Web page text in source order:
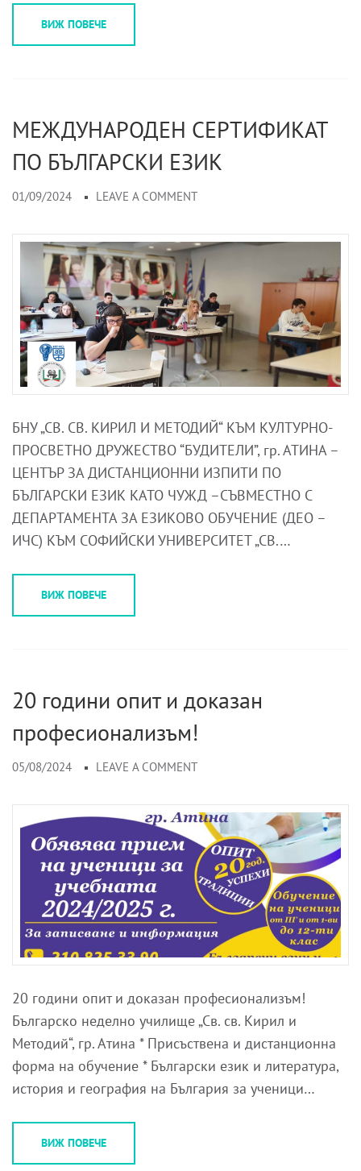
ВИЖ ПОВЕЧЕ
МЕЖДУНАРОДЕН СЕРТИФИКАТ
ПО БЪЛГАРСКИ ЕЗИК
01/09/2024 LEAVE A COMMENT
БНУ „СВ. СВ. КИРИЛ И МЕТОДИЙ“ КЪМ КУЛТУРНО-
ПРОСВЕТНО ДРУЖЕСТВО “БУДИТЕЛИ”, гр. АТИНА –
ЦЕНТЪР ЗА ДИСТАНЦИОННИ ИЗПИТИ ПО
БЪЛГАРСКИ ЕЗИК КАТО ЧУЖД –СЪВМЕСТНО С
ДЕПАРТАМЕНТА ЗА ЕЗИКОВО ОБУЧЕНИЕ (ДЕО –
ИЧС) КЪМ СОФИЙСКИ УНИВЕРСИТЕТ „СВ.…
ВИЖ ПОВЕЧЕ
20 години опит и доказан
професионализъм!
05/08/2024 LEAVE A COMMENT
20 години опит и доказан професионализъм!
Българско неделно училище „Св. св. Кирил и
Методий“, гр. Атина * Присъствена и дистанционна
форма на обучение * Български език и литература,
история и география на България за ученици…
ВИЖ ПОВЕЧЕ